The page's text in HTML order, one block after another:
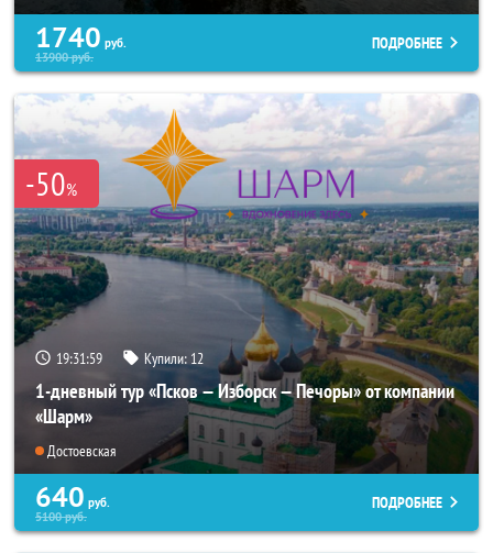
1740 руб.
13900руб.
ПОДРОБНЕЕ
-50%
19:31:58 Купили: 12
1-дневный тур «Псков — Изборск — Печоры» от компании
«Шарм»
Достоевская
640 руб.
5100руб.
ПОДРОБНЕЕ